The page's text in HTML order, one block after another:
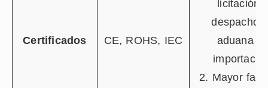
Certificados CE, ROHS, IEC
licitación
despacho
aduana
2. Mayor